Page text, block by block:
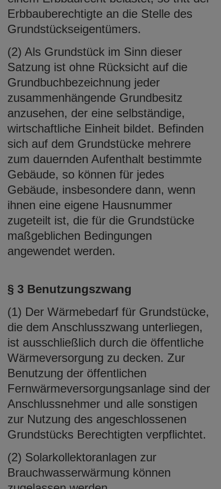
Erbbauberechtigte an die Stelle des
Grundstückseigentümers.
(2) Als Grundstück im Sinn dieser
Satzung ist ohne Rücksicht auf die
Grundbuchbezeichnung jeder
zusammenhängende Grundbesitz
anzusehen, der eine selbständige,
wirtschaftliche Einheit bildet. Befinden
sich auf dem Grundstücke mehrere
zum dauernden Aufenthalt bestimmte
Gebäude, so können für jedes
Gebäude, insbesondere dann, wenn
ihnen eine eigene Hausnummer
zugeteilt ist, die für die Grundstücke
maßgeblichen Bedingungen
angewendet werden.
§ 3 Benutzungszwang
(1) Der Wärmebedarf für Grundstücke,
die dem Anschlusszwang unterliegen,
ist ausschließlich durch die öffentliche
Wärmeversorgung zu decken. Zur
Benutzung der öffentlichen
Fernwärmeversorgungsanlage sind der
Anschlussnehmer und alle sonstigen
zur Nutzung des angeschlossenen
Grundstücks Berechtigten verpflichtet.
(2) Solarkollektoranlagen zur
Brauchwasserwärmung können